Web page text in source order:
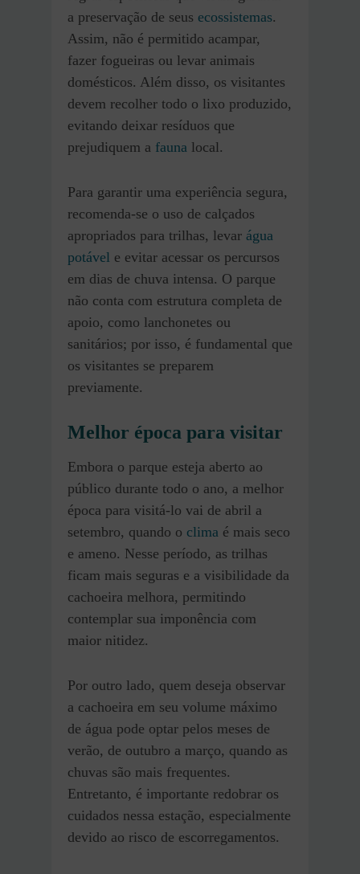
a preservação de seus ecossistemas.
Assim, não é permitido acampar,
fazer fogueiras ou levar animais
domésticos. Além disso, os visitantes
devem recolher todo o lixo produzido,
evitando deixar resíduos que
prejudiquem a fauna local.
Para garantir uma experiência segura,
recomenda-se o uso de calçados
apropriados para trilhas, levar água
potável e evitar acessar os percursos
em dias de chuva intensa. O parque
não conta com estrutura completa de
apoio, como lanchonetes ou
sanitários; por isso, é fundamental que
os visitantes se preparem
previamente.
Melhor época para visitar
Embora o parque esteja aberto ao
público durante todo o ano, a melhor
época para visitá-lo vai de abril a
setembro, quando o clima é mais seco
e ameno. Nesse período, as trilhas
ficam mais seguras e a visibilidade da
cachoeira melhora, permitindo
contemplar sua imponência com
maior nitidez.
Por outro lado, quem deseja observar
a cachoeira em seu volume máximo
de água pode optar pelos meses de
verão, de outubro a março, quando as
chuvas são mais frequentes.
Entretanto, é importante redobrar os
cuidados nessa estação, especialmente
devido ao risco de escorregamentos.